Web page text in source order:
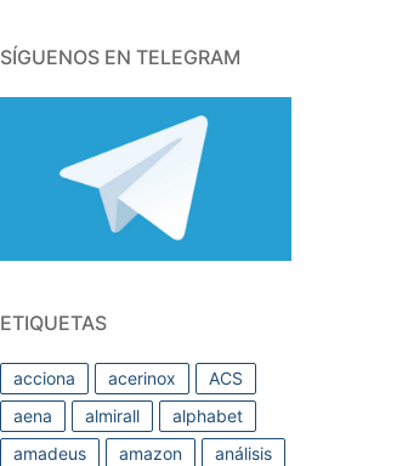
SÍGUENOS EN TELEGRAM
ETIQUETAS
acciona acerinox
ACS
aena
almirall
alphabet
amadeus
amazon
análisis